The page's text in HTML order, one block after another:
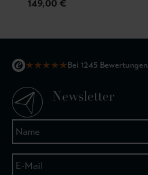
149,00 €
★★★★★Bei 1245 Bewertungen
Newsletter